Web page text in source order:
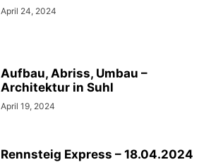
April 24, 2024
Aufbau, Abriss, Umbau –
Architektur in Suhl
April 19, 2024
Rennsteig Express – 18.04.2024